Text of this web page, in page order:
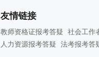
友情链接
教师资格证报考答疑
社会工作
人力资源报考答疑
法考报考答